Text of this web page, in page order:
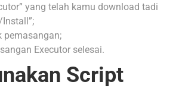
yang telah kamu download tadi
pemasangan;
Executor selesai.
Script